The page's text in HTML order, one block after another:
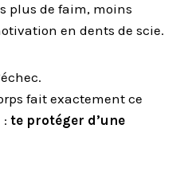
plus de faim, moins
en dents de scie.
fait exactement ce
: te protéger d’une